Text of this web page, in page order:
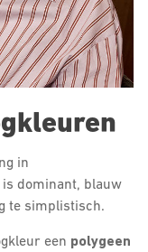
in
is dominant, blauw
te simplistisch.
een polygeen